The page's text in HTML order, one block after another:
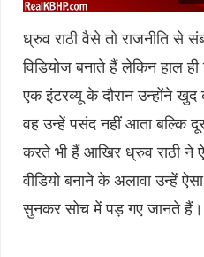
ध्रुव राठी वैसे तो राजनीति से
विडियोज बनाते हैं लेकिन हाल
एक इंटरव्यू के दौरान उन्होंने
वह उन्हें पसंद नहीं आता बल्कि
करते भी हैं आखिर ध्रुव राठी ने
वीडियो बनाने के अलावा उन्हें
सुनकर सोच में पड़ गए जानते हैं।